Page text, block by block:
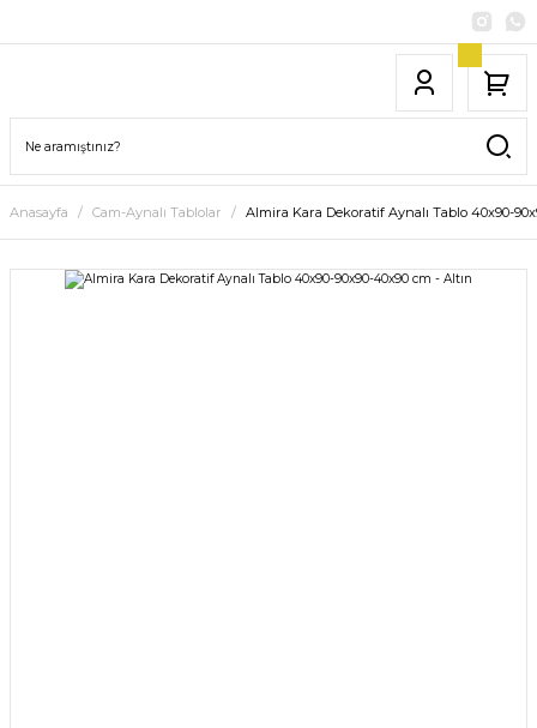
Anasayfa Cam-Aynalı Tablolar Almira Kara Dekoratif Aynalı Tablo 40x90-